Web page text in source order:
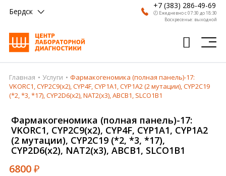
Бердск
+7 (383) 286-49-69
🕗 Ежедневно с 07:30 до 18:30
Воскресенье: выходной
Главная
Анализы
Врачи
Получить результат
Пациентам
Главная Услуги
Фармакогеномика (полная панель)-17:
VKORC1, CYP2C9(х2), CYP4F, CYP1A1, CYP1A2 (2 мутации), CYP2C19
(*2, *3, *17), CYP2D6(х2), NAT2(х3), ABCB1, SLCO1B1
Фармакогеномика (полная панель)-17:
VKORC1, CYP2C9(х2), CYP4F, CYP1A1, CYP1A2
(2 мутации), CYP2C19 (*2, *3, *17),
CYP2D6(х2), NAT2(х3), ABCB1, SLCO1B1
6800₽